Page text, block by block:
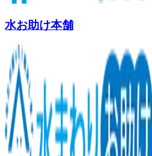
水お助け本舗